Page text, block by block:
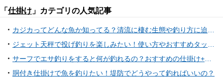
「 仕掛け 」カテゴリの人気記事
胴付き仕掛けで魚を釣りたい！堤防でどうやって釣ればいいの？